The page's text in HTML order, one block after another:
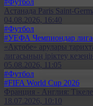
#Футбол
Астанада Paris Saint-
04.08.2026, 16:40
#Футбол
#УЕФА Чемпиондар
«Ақтөбе» арулары
лигасының іріктеу
05.08.2026, 11:05
#Футбол
#FIFA World Cup 2026
Франция - Англия:
18.07.2026, 10:10